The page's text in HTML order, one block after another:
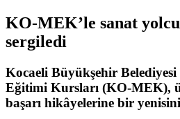
KO-MEK’le sanat
sergiledi
Kocaeli Büyükşehir Belediyesi
Eğitimi Kursları (KO-MEK),
başarı hikâyelerine bir